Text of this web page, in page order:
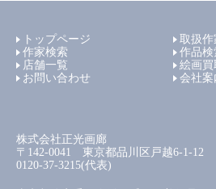
トップページ
取扱作
作家検索
作品検
店舗一覧
絵画買
お問い合わせ
会社案
株式会社正光画廊
〒142-0041 東京都品川区戸越6-1-12
0120-37-3215(代表)